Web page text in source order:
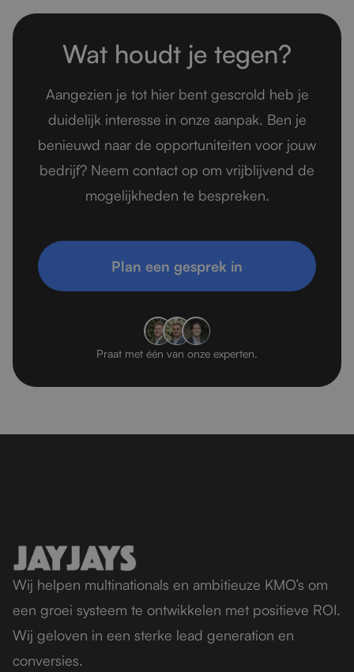
Wat houdt je tegen?
Aangezien je tot hier bent gescrold heb je
duidelijk interesse in onze aanpak. Ben je
benieuwd naar de opportuniteiten voor jouw
bedrijf? Neem contact op om vrijblijvend de
mogelijkheden te bespreken.
Plan een gesprek in
Praat met één van onze experten.
Wij helpen multinationals en ambitieuze KMO’s om
een groei systeem te ontwikkelen met positieve ROI.
Wij geloven in een sterke lead generation en
conversies.